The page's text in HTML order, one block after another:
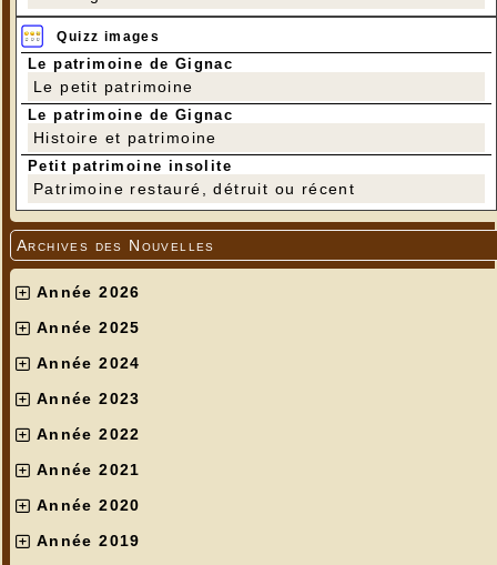
Quizz images
Le patrimoine de Gignac
Le petit patrimoine
Le patrimoine de Gignac
Histoire et patrimoine
Petit patrimoine insolite
Patrimoine restauré, détruit ou récent
Archives des Nouvelles
Année 2026
Année 2025
Année 2024
Année 2023
Année 2022
Année 2021
Année 2020
Année 2019